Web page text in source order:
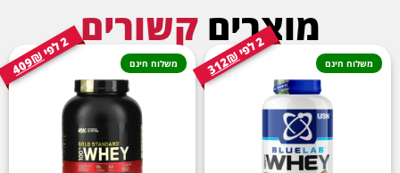
מוצרים קשורים 2
ל
פ
י
312₪ משלוח חינם
2
ל
פ
י
409₪ משלוח חינם